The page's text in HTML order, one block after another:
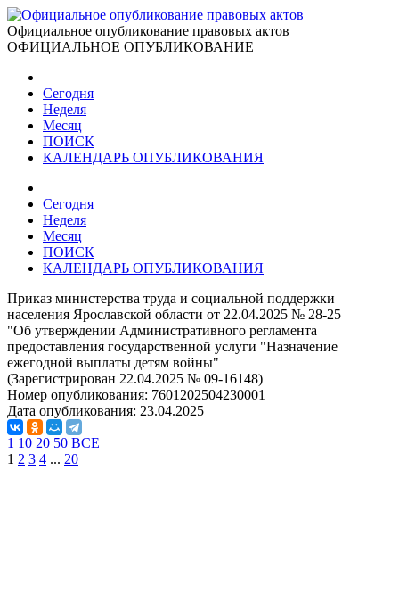
Официальное опубликование правовых актов
ОФИЦИАЛЬНОЕ ОПУБЛИКОВАНИЕ
Сегодня
Неделя
Месяц
ПОИСК
КАЛЕНДАРЬ ОПУБЛИКОВАНИЯ
Сегодня
Неделя
Месяц
ПОИСК
КАЛЕНДАРЬ ОПУБЛИКОВАНИЯ
Приказ министерства труда и социальной поддержки
населения Ярославской области от 22.04.2025 № 28-25
"Об утверждении Административного регламента
предоставления государственной услуги "Назначение
ежегодной выплаты детям войны"
(Зарегистрирован 22.04.2025 № 09-16148)
Номер опубликования: 7601202504230001
Дата опубликования: 23.04.2025
1 10 20 50 ВСЕ
1 2 3 4 ... 20